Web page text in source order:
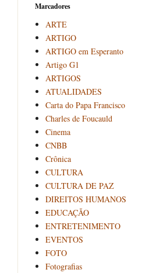
Marcadores
ARTE
ARTIGO
ARTIGO em Esperanto
Artigo G1
ARTIGOS
ATUALIDADES
Carta do Papa Francisco
Charles de Foucauld
Cinema
CNBB
Crônica
CULTURA
CULTURA DE PAZ
DIREITOS HUMANOS
EDUCAÇÃO
ENTRETENIMENTO
EVENTOS
FOTO
Fotografias